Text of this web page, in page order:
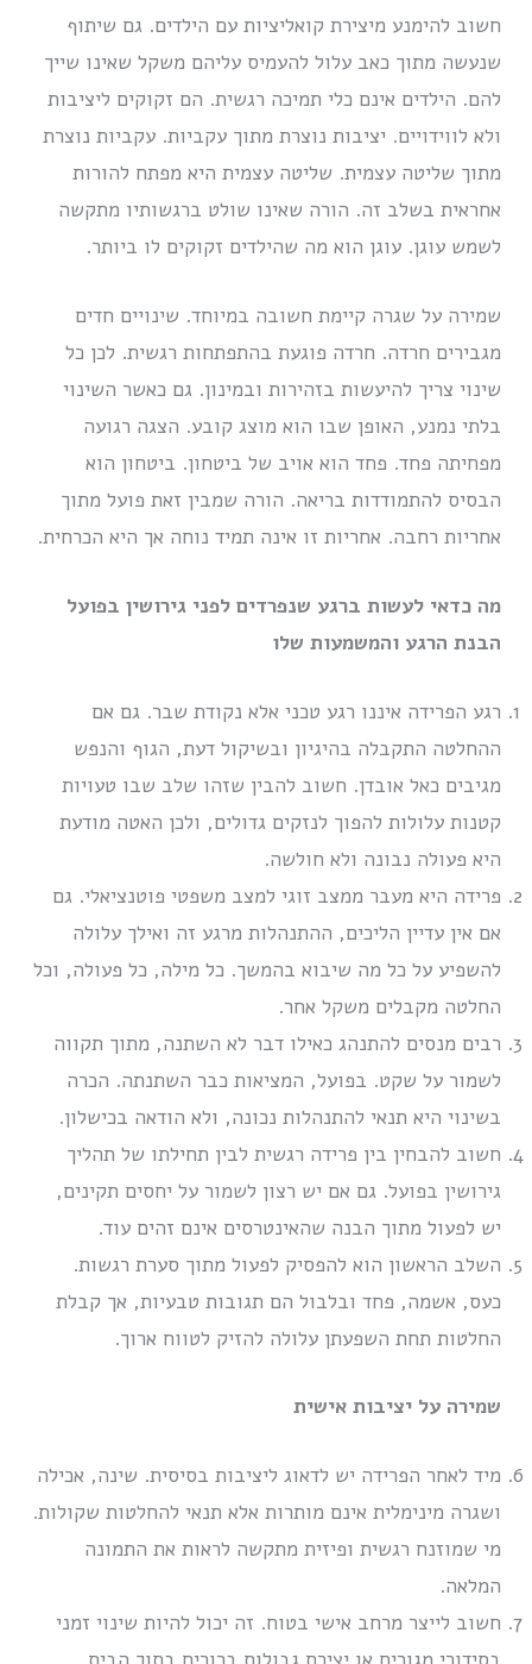
חשוב להימנע מיצירת קואליציות עם הילדים. גם שיתוף
שנעשה מתוך כאב עלול להעמיס עליהם משקל שאינו שייך
להם. הילדים אינם כלי תמיכה רגשית. הם זקוקים ליציבות
ולא לווידויים. יציבות נוצרת מתוך עקביות. עקביות נוצרת
מתוך שליטה עצמית. שליטה עצמית היא מפתח להורות
אחראית בשלב זה. הורה שאינו שולט ברגשותיו מתקשה
לשמש עוגן. עוגן הוא מה שהילדים זקוקים לו ביותר.
שמירה על שגרה קיימת חשובה במיוחד. שינויים חדים
מגבירים חרדה. חרדה פוגעת בהתפתחות רגשית. לכן כל
שינוי צריך להיעשות בזהירות ובמינון. גם כאשר השינוי
בלתי נמנע, האופן שבו הוא מוצג קובע. הצגה רגועה
מפחיתה פחד. פחד הוא אויב של ביטחון. ביטחון הוא
הבסיס להתמודדות בריאה. הורה שמבין זאת פועל מתוך
אחריות רחבה. אחריות זו אינה תמיד נוחה אך היא הכרחית.
מה כדאי לעשות ברגע שנפרדים לפני גירושין בפועל
הבנת הרגע והמשמעות שלו
רגע הפרידה איננו רגע טכני אלא נקודת שבר. גם אם
ההחלטה התקבלה בהיגיון ובשיקול דעת, הגוף והנפש
מגיבים כאל אובדן. חשוב להבין שזהו שלב שבו טעויות
קטנות עלולות להפוך לנזקים גדולים, ולכן האטה מודעת
היא פעולה נבונה ולא חולשה.
פרידה היא מעבר ממצב זוגי למצב משפטי פוטנציאלי. גם
אם אין עדיין הליכים, ההתנהלות מרגע זה ואילך עלולה
להשפיע על כל מה שיבוא בהמשך. כל מילה, כל פעולה, וכל
החלטה מקבלים משקל אחר.
רבים מנסים להתנהג כאילו דבר לא השתנה, מתוך תקווה
לשמור על שקט. בפועל, המציאות כבר השתנתה. הכרה
בשינוי היא תנאי להתנהלות נכונה, ולא הודאה בכישלון.
חשוב להבחין בין פרידה רגשית לבין תחילתו של תהליך
גירושין בפועל. גם אם יש רצון לשמור על יחסים תקינים,
יש לפעול מתוך הבנה שהאינטרסים אינם זהים עוד.
השלב הראשון הוא להפסיק לפעול מתוך סערת רגשות.
כעס, אשמה, פחד ובלבול הם תגובות טבעיות, אך קבלת
החלטות תחת השפעתן עלולה להזיק לטווח ארוך.
שמירה על יציבות אישית
מיד לאחר הפרידה יש לדאוג ליציבות בסיסית. שינה, אכילה
ושגרה מינימלית אינם מותרות אלא תנאי להחלטות שקולות.
מי שמוזנח רגשית ופיזית מתקשה לראות את התמונה
המלאה.
חשוב לייצר מרחב אישי בטוח. זה יכול להיות שינוי זמני